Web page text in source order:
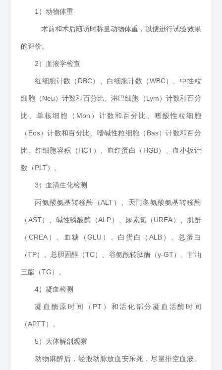
1）动物体重
术前和术后随访时称量动物体重，以便进行试验效果
的评价。
2）血液学检查
红细胞计数（RBC）、白细胞计数（WBC）、中性粒
细胞（Neu）计数和百分比、淋巴细胞（Lym）计数和百分
比、单核细胞（Mon）计数和百分比、嗜酸性粒细胞
（Eos）计数和百分比、嗜碱性粒细胞（Bas）计数和百分
比、红细胞容积（HCT）、血红蛋白（HGB）、血小板计
数（PLT）。
3）血清生化检测
丙氨酸氨基转移酶（ALT）、天门冬氨酸氨基转移酶
（AST）、碱性磷酸酶（ALP）、尿素氮（UREA）、肌酐
（CREA）、血糖（GLU）、白蛋白（ALB）、总蛋白
（TP）、总胆固醇（TC）、谷氨酰转肽酶（γ-GT）、甘油
三酯（TG）。
4）凝血检测
凝血酶原时间（PT）和活化部分凝血活酶时间
（APTT）。
5）大体解剖观察
动物麻醉后，经股动脉放血安乐死，尽量排空血液。